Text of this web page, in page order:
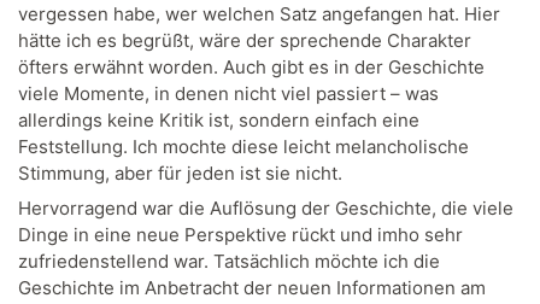
vergessen habe, wer welchen Satz angefangen hat. Hier
hätte ich es begrüßt, wäre der sprechende Charakter
öfters erwähnt worden. Auch gibt es in der Geschichte
viele Momente, in denen nicht viel passiert – was
allerdings keine Kritik ist, sondern einfach eine
Feststellung. Ich mochte diese leicht melancholische
Stimmung, aber für jeden ist sie nicht.
Hervorragend war die Auflösung der Geschichte, die viele
Dinge in eine neue Perspektive rückt und imho sehr
zufriedenstellend war. Tatsächlich möchte ich die
Geschichte im Anbetracht der neuen Informationen am